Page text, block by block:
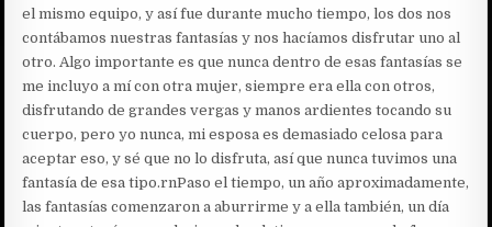
el mismo equipo, y así fue durante mucho tiempo, los dos nos
contábamos nuestras fantasías y nos hacíamos disfrutar uno al
otro. Algo importante es que nunca dentro de esas fantasías se
me incluyo a mí con otra mujer, siempre era ella con otros,
disfrutando de grandes vergas y manos ardientes tocando su
cuerpo, pero yo nunca, mi esposa es demasiado celosa para
aceptar eso, y sé que no lo disfruta, así que nunca tuvimos una
fantasía de esa tipo.rnPaso el tiempo, un año aproximadamente,
las fantasías comenzaron a aburrirme y a ella también, un día